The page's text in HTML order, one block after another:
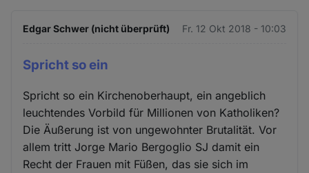
Edgar Schwer (nicht überprüft) Fr. 12 Okt 2018 - 10:03
Spricht so ein
Spricht so ein Kirchenoberhaupt, ein angeblich
leuchtendes Vorbild für Millionen von Katholiken?
Die Äußerung ist von ungewohnter Brutalität. Vor
allem tritt Jorge Mario Bergoglio SJ damit ein
Recht der Frauen mit Füßen, das sie sich im